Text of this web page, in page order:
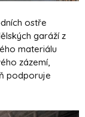
ostře
garáží z
materiálu
zázemí,
podporuje